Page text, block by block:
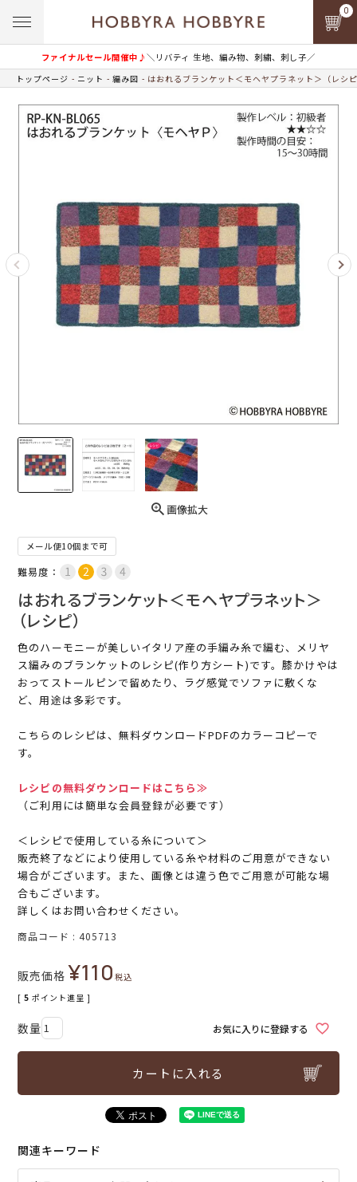
ファイナルセール開催中♪＼リバティ 生地、編み物、刺繍、刺し子／
0
トップページ ニット 編み図 はおれるブランケット＜モヘヤプラネット＞（レシ
画像拡大
メール便10個まで可
難易度：
はおれるブランケット＜モヘヤプラネット＞
（レシピ）
色のハーモニーが美しいイタリア産の手編み糸で編む、メリヤ
ス編みのブランケットのレシピ(作り方シート)です。膝かけやは
おってストールピンで留めたり、ラグ感覚でソファに敷くな
ど、用途は多彩です。
こちらのレシピは、無料ダウンロードPDFのカラーコピーで
す。
レシピの無料ダウンロードはこちら≫
（ご利用には簡単な会員登録が必要です）
＜レシピで使用している糸について＞
販売終了などにより使用している糸や材料のご用意ができない
場合がございます。また、画像とは違う色でご用意が可能な場
合もございます。
詳しくはお問い合わせください。
商品コード 405713
販売価格 ¥110税込
[ 5 ポイント進呈 ]
お気に入りに登録する
カートに入れる
関連キーワード